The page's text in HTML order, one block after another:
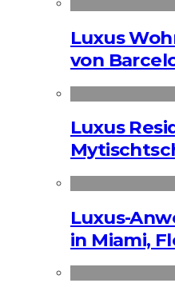
Luxus
von
Luxus
Luxus-
in Miami,